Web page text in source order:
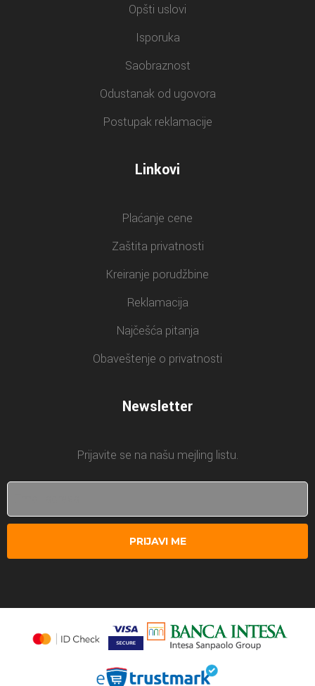
Opšti uslovi
Isporuka
Saobraznost
Odustanak od ugovora
Postupak reklamacije
Linkovi
Plaćanje cene
Zaštita privatnosti
Kreiranje porudžbine
Reklamacija
Najčešća pitanja
Obaveštenje o privatnosti
Newsletter
Prijavite se na našu mejling listu.
PRIJAVI ME